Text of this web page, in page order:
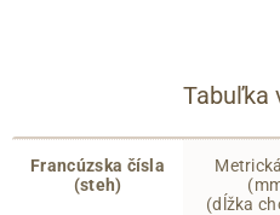
Tabuľka
Francúzska čísla
(steh)
(dĺžka